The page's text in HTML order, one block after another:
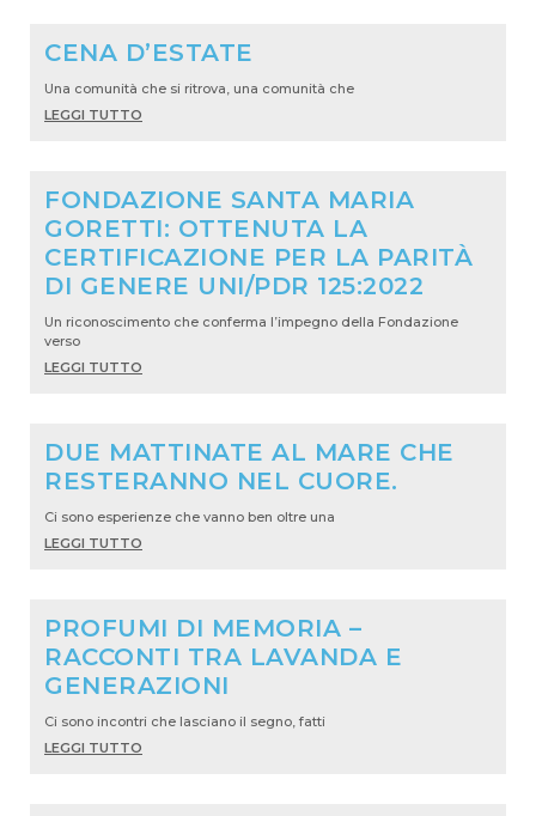
CENA D’ESTATE
Una comunità che si ritrova, una comunità che
LEGGI TUTTO
FONDAZIONE SANTA MARIA
GORETTI: OTTENUTA LA
CERTIFICAZIONE PER LA PARITÀ
DI GENERE UNI/PDR 125:2022
Un riconoscimento che conferma l’impegno della Fondazione
verso
LEGGI TUTTO
DUE MATTINATE AL MARE CHE
RESTERANNO NEL CUORE.
Ci sono esperienze che vanno ben oltre una
LEGGI TUTTO
PROFUMI DI MEMORIA –
RACCONTI TRA LAVANDA E
GENERAZIONI
Ci sono incontri che lasciano il segno, fatti
LEGGI TUTTO